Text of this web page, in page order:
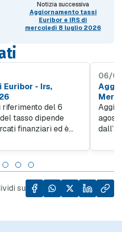
Notizia successiva
Aggiornamento tassi
Euribor e IRS di
mercoledì 8 luglio 2026
- Irs,
riferimento del 6
tasso dipende
finanziari ed è
di mutuo...
06/
tasso
su